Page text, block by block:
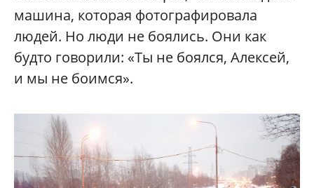
машина, которая фотографировала
людей. Но люди не боялись. Они как
будто говорили: «Ты не боялся, Алексей,
и мы не боимся».